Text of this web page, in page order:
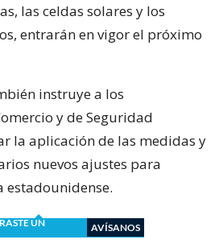
las celdas solares y los
entrarán en vigor el próximo
instruye a los
y de Seguridad
la aplicación de las medidas y
nuevos ajustes para
UN
AVÍSANOS